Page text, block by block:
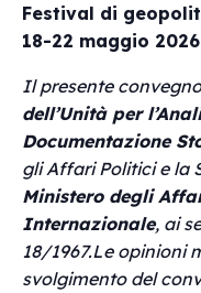
Festival di
18-22 maggio 2026
Il presente
dell’Unità per
Documentazione
gli Affari Politici e la
Ministero degli
Internazionale, ai
18/1967.Le opinioni
svolgimento del